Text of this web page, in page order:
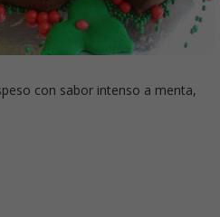
con sabor intenso a menta,